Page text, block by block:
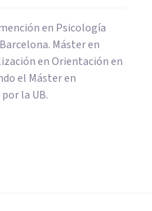
en Psicología
Máster en
en Orientación en
el Máster en
la UB.